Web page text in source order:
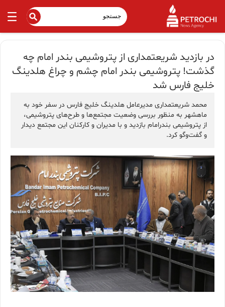
در بازدید شریعتمداری از پتروشیمی بندر امام چه
گذشت! پتروشیمی بندر امام چشم و چراغ هلدینگ
خلیج فارس شد
محمد شریعتمداری مدیرعامل هلدینگ خلیج فارس در سفر خود به
ماهشهر به ‌منظور بررسی وضعیت مجتمع‌ها و طرح‌های پتروشیمی،
از پتروشیمی بندرامام بازدید و با مدیران و کارکنان این مجتمع دیدار
و گفت‌و‌گو کرد.